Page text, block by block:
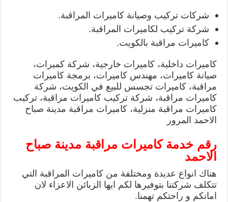
شركات تركيب وصيانة كاميرات المراقبة.
شركة تركيب لكاميرات المراقبة.
كاميرات مراقبة بالكويت.
كاميرات داخلية، كاميرات خارجية، شركة كميرات،
صيانة كاميرات، مهندس كاميرات، برمجة كاميرات
مراقبة، كاميرات تجسس للبيع في الكويت، شركة
كاميرات مراقبة، شركة تركيب كاميرات مراقبة، تركيب
كاميرات مراقبة منزلية، كاميرات مراقبة مدينة صباح
الاحمد المرور
رقم خدمة كاميرات مراقبة مدينة صباح
الاحمد
هناك انواع عديدة ومختلفة من كاميرات المراقبة التي
تتكلف شركتنا بتوفيرها لكم ايها الزبائن الاعزاء لان
امانكم و راحتكم تهمنا.